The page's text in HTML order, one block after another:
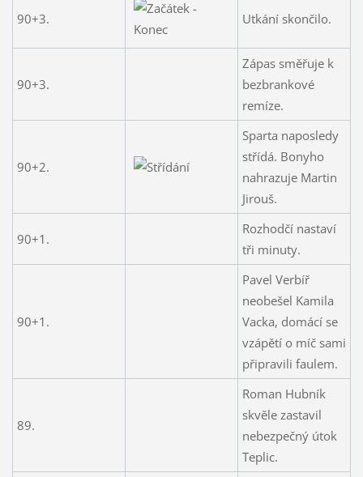
90+3. Utkání skončilo.
90+3.
Zápas směřuje k
bezbrankové
remíze.
90+2.
Sparta naposledy
střídá. Bonyho
nahrazuje Martin
Jirouš.
90+1.
Rozhodčí nastaví
tři minuty.
90+1.
Pavel Verbíř
neobešel Kamila
Vacka, domácí se
vzápětí o míč sami
připravili faulem.
89.
Roman Hubník
skvěle zastavil
nebezpečný útok
Teplic.